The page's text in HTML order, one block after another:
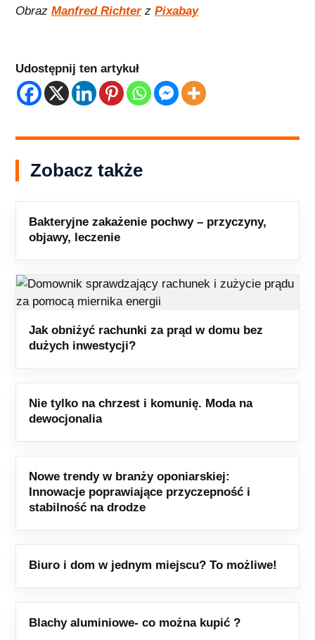
Obraz Manfred Richterz Pixabay
Udostępnij ten artykuł
Zobacz także
Bakteryjne zakażenie pochwy – przyczyny,
objawy, leczenie
Jak obniżyć rachunki za prąd w domu bez
dużych inwestycji?
Nie tylko na chrzest i komunię. Moda na
dewocjonalia
Nowe trendy w branży oponiarskiej:
Innowacje poprawiające przyczepność i
stabilność na drodze
Biuro i dom w jednym miejscu? To możliwe!
Blachy aluminiowe- co można kupić ?